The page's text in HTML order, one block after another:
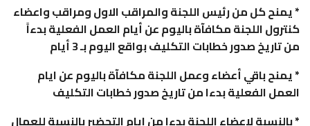
* يمنح كل من رئيس اللجنة والمراقب الاول ومراقب واعضاء
كنترول اللجنة مكافآة باليوم عن أيام العمل الفعلية بدءاً
من تاريخ صدور خطابات التكليف بواقع اليوم بـ 3 أيام
* يمنح باقي أعضاء وعمل اللجنة مكافآة باليوم عن ايام
العمل الفعلية بدءا من تاريخ صدور خطابات التكليف
* بالنسبة لاعضاء اللحنة بدءا من ايام التحضير بالنسبة للعمال